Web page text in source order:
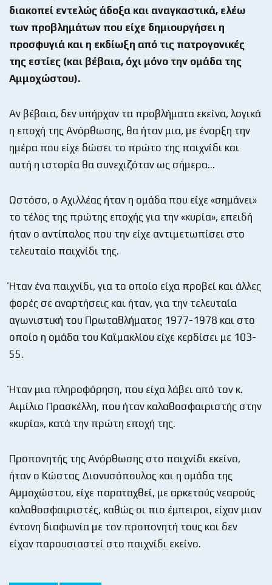
διακοπεί εντελώς άδοξα και αναγκαστικά, ελέω
των προβλημάτων που είχε δημιουργήσει η
προσφυγιά και η εκδίωξη από τις πατρογονικές
της εστίες (και βέβαια, όχι μόνο την ομάδα της
Αμμοχώστου).
Αν βέβαια, δεν υπήρχαν τα προβλήματα εκείνα, λογικά
η εποχή της Ανόρθωσης, θα ήταν μια, με έναρξη την
ημέρα που είχε δώσει το πρώτο της παιχνίδι και
αυτή η ιστορία θα συνεχιζόταν ως σήμερα…
Ωστόσο, ο Αχιλλέας ήταν η ομάδα που είχε «σημάνει»
το τέλος της πρώτης εποχής για την «κυρία», επειδή
ήταν ο αντίπαλος που την είχε αντιμετωπίσει στο
τελευταίο παιχνίδι της.
Ήταν ένα παιχνίδι, για το οποίο είχα προβεί και άλλες
φορές σε αναρτήσεις και ήταν, για την τελευταία
αγωνιστική του Πρωταθλήματος 1977-1978 και στο
οποίο η ομάδα του Καϊμακλίου είχε κερδίσει με 103-
55.
Ήταν μια πληροφόρηση, που είχα λάβει από τον κ.
Αιμίλιο Πρασκέλλη, που ήταν καλαθοσφαιριστής στην
«κυρία», κατά την πρώτη εποχή της.
Προπονητής της Ανόρθωσης στο παιχνίδι εκείνο,
ήταν ο Κώστας Διονυσόπουλος και η ομάδα της
Αμμοχώστου, είχε παραταχθεί, με αρκετούς νεαρούς
καλαθοσφαιριστές, καθώς οι πιο έμπειροι, είχαν μιαν
έντονη διαφωνία με τον προπονητή τους και δεν
είχαν παρουσιαστεί στο παιχνίδι εκείνο.